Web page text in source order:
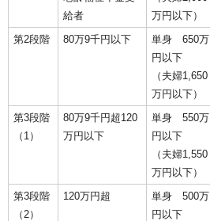
給者
万円以下）
第2段階
80万9千円以下
単身 650万
円以下
（夫婦1,650
万円以下）
第3段階
（1）
80万9千円超120
万円以下
単身 550万
円以下
（夫婦1,550
万円以下）
第3段階
（2）
120万円超
単身 500万
円以下